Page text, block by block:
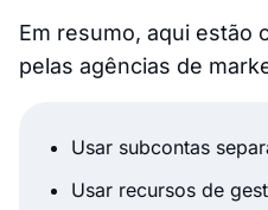
Em resumo, aqui estão
pelas agências de
Usar subcontas
Usar recursos de